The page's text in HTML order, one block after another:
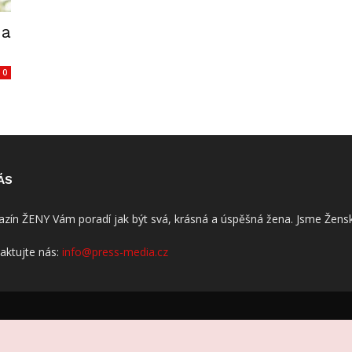
0
ŽENY Vám poradí jak být svá, krásná a úspěšná žena. Jsme
nás: info@press-media.cz